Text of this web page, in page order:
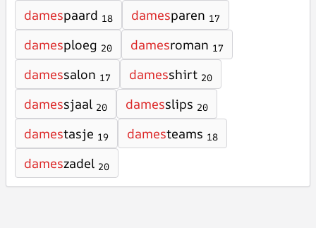
damespaard 18 damesparen 17
damesploeg 20 damesroman 17
damessalon 17 damesshirt 20
damessjaal 20 damesslips 20
damestasje 19 damesteams 18
dameszadel 20